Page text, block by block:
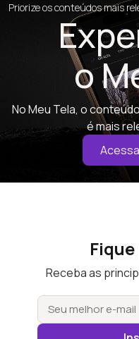
Priorize os conteúdos mais
o
No Meu Tela, o
é mais
Receba as